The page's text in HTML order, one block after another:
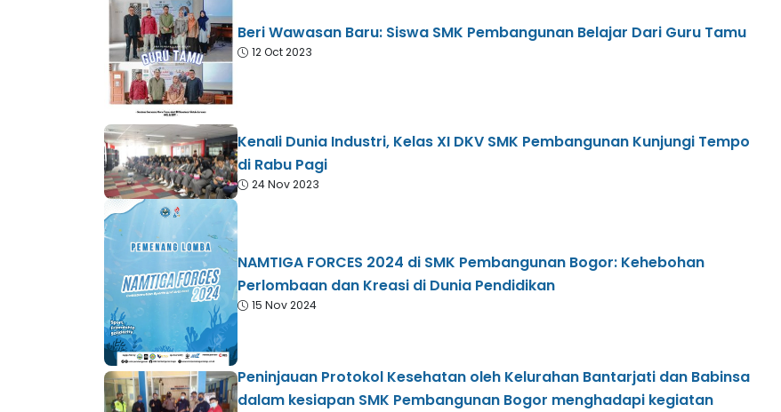
Beri Wawasan Baru: Siswa SMK Pembangunan Belajar Dari Guru Tamu
12 Oct 2023
Kenali Dunia Industri, Kelas XI DKV SMK Pembangunan Kunjungi Tempo
di Rabu Pagi
24 Nov 2023
NAMTIGA FORCES 2024 di SMK Pembangunan Bogor: Kehebohan
Perlombaan dan Kreasi di Dunia Pendidikan
15 Nov 2024
Peninjauan Protokol Kesehatan oleh Kelurahan Bantarjati dan Babinsa
dalam kesiapan SMK Pembangunan Bogor menghadapi kegiatan